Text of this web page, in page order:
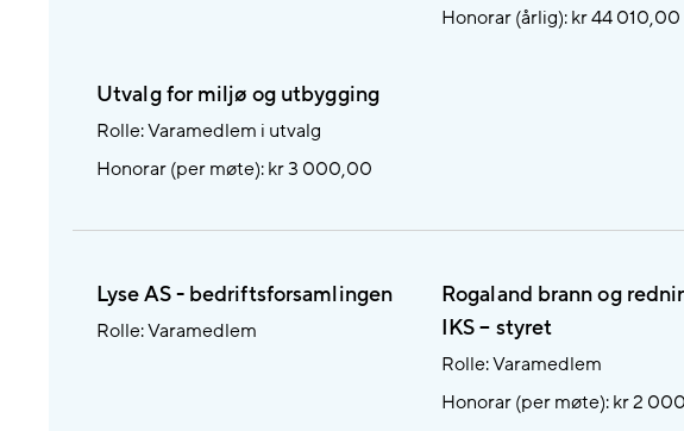
Honorar (årlig): kr 44 010,00
Utvalg for miljø og utbygging
Rolle: Varamedlem i utvalg
Honorar (per møte): kr 3 000,00
Lyse AS - bedriftsforsamlingen
Rolle: Varamedlem
Rogaland brann og
IKS – styret
Rolle: Varamedlem
Honorar (per møte): kr 2